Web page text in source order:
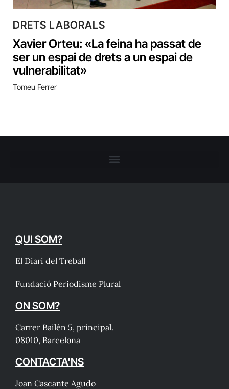
DRETS LABORALS
Xavier Orteu: «La feina ha passat de
ser un espai de drets a un espai de
vulnerabilitat»
Tomeu Ferrer
QUI SOM?
El Diari del Treball
Fundació Periodisme Plural
ON SOM?
Carrer Bailén 5, principal.
08010, Barcelona
CONTACTA'NS
Joan Cascante Agudo